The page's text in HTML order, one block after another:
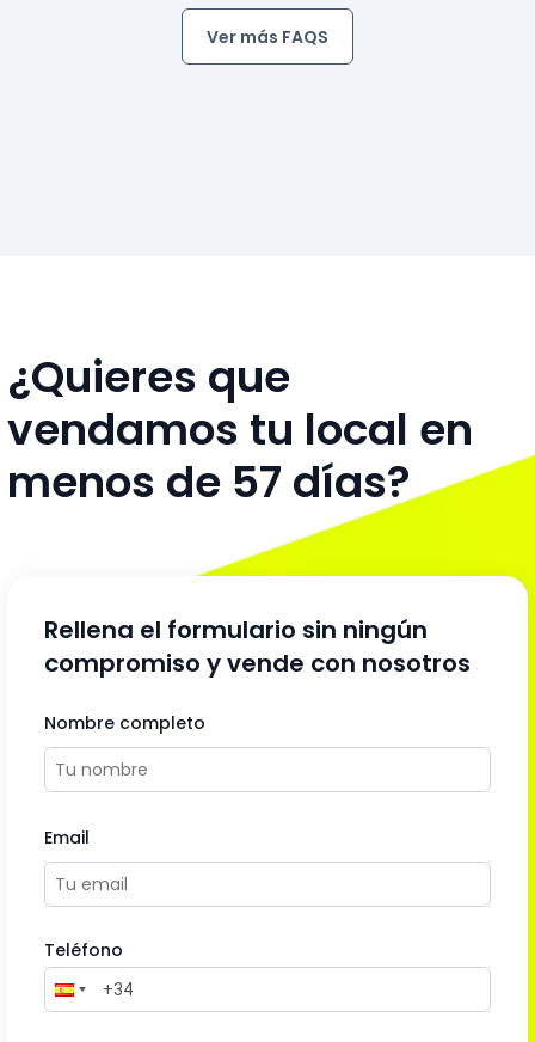
Ver más FAQS
¿Quieres que
vendamos tu local en
menos de 57 días?
Rellena el formulario sin ningún
compromiso y vende con nosotros
Nombre completo
Email
Teléfono